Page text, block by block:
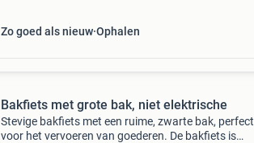
Zo goed als nieuw Ophalen
Bakfiets met grote bak, niet elektrische
Stevige bakfiets met een ruime, zwarte bak, perfect
voor het vervoeren van goederen. De bakfiets is